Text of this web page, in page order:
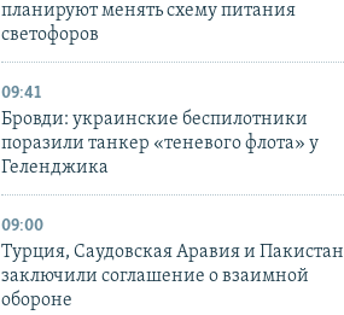
планируют менять схему питания
светофоров
09:41
Бровди: украинские беспилотники
поразили танкер «теневого флота» у
Геленджика
09:00
Турция, Саудовская Аравия и Пакистан
заключили соглашение о взаимной
обороне